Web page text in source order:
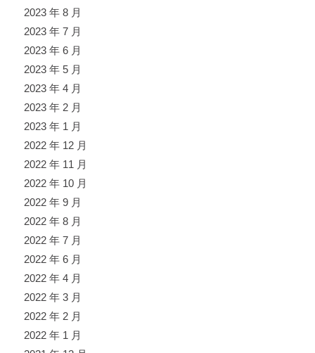
2023 年 8 月
2023 年 7 月
2023 年 6 月
2023 年 5 月
2023 年 4 月
2023 年 2 月
2023 年 1 月
2022 年 12 月
2022 年 11 月
2022 年 10 月
2022 年 9 月
2022 年 8 月
2022 年 7 月
2022 年 6 月
2022 年 4 月
2022 年 3 月
2022 年 2 月
2022 年 1 月